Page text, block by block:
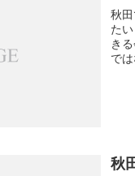
秋
た
き
で
経
い。
秋